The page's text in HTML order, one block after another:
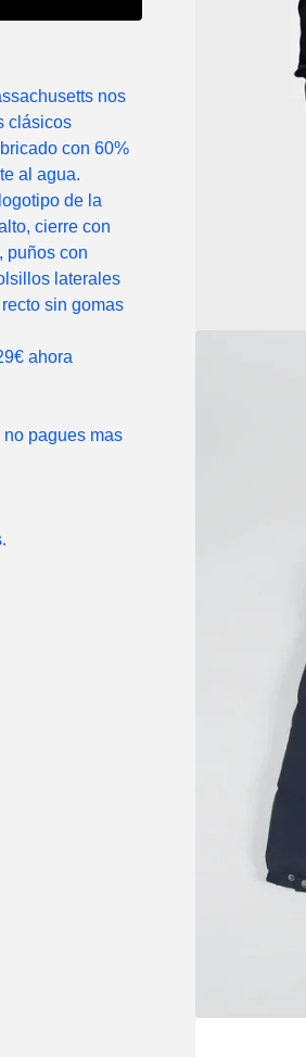
nos
clásicos
con 60%
al agua.
de la
cierre con
puños con
laterales
sin gomas
ahora
pagues mas